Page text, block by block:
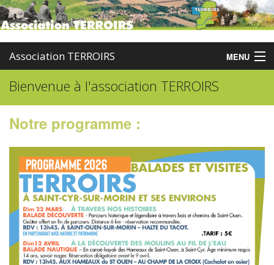
Association TERROIRS MENU
Accueil
Administration
Partenaires
Enquêtes
Contact
Bienvenue à l'association TERROIRS
Notre programme :